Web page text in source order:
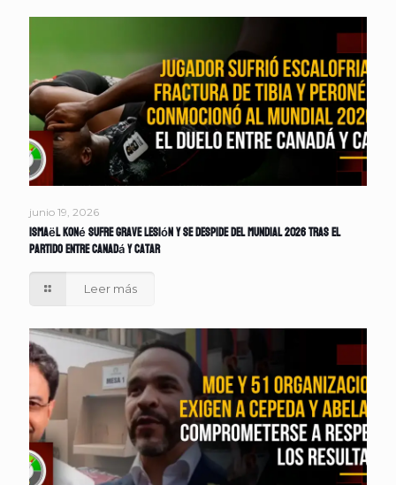
junio 19, 2026
Ismaël Koné sufre grave lesión y se despide del Mundial 2026 tras el
partido entre Canadá y Catar
Leer más